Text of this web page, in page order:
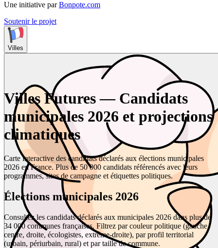
Une initiative par Bonpote.com
Soutenir le projet
Villes
Villes Futures — Candidats
municipales 2026 et projections
climatiques
Carte interactive des candidats déclarés aux élections municipales
2026 en France. Plus de 50 000 candidats référencés avec leurs
programmes, sites de campagne et étiquettes politiques.
Élections municipales 2026
Consultez les candidats déclarés aux municipales 2026 dans plus de
34 000 communes françaises. Filtrez par couleur politique (gauche,
centre, droite, écologistes, extrême-droite), par profil territorial
(urbain, périurbain, rural) et par taille de commune.